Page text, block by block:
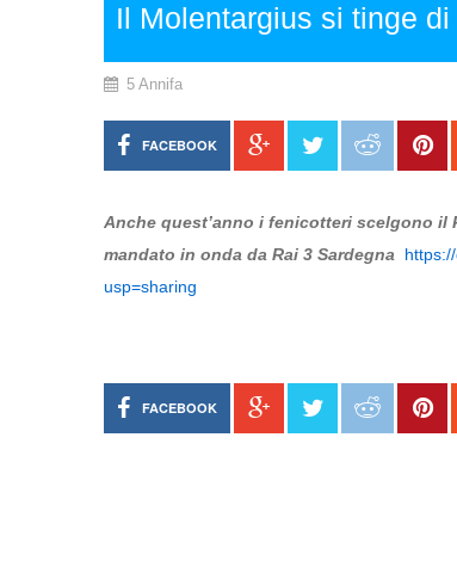
Il Molentargius si tinge
5 Annifa
FACEBOOK
Anche quest’anno i fenicotteri scelgono
mandato in onda da Rai 3 Sardegna
usp=sharing
FACEBOOK